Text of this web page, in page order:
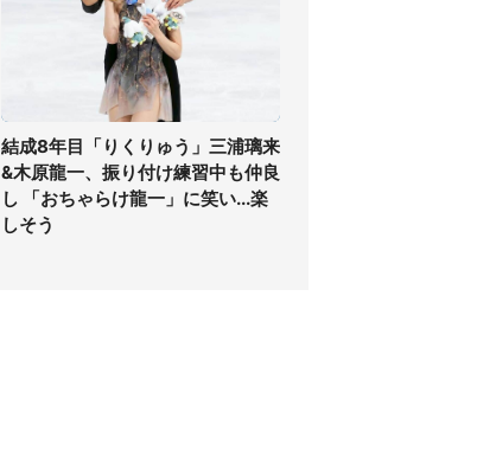
結成8年目「りくりゅう」三浦璃来
&木原龍一、振り付け練習中も仲良
し 「おちゃらけ龍一」に笑い...楽
しそう